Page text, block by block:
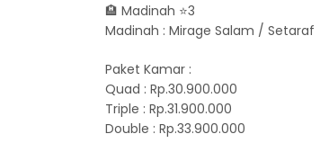
🏨 Madinah ⭐️3
Madinah : Mirage Salam / Setaraf
Paket Kamar :
Quad : Rp.30.900.000
Triple : Rp.31.900.000
Double : Rp.33.900.000